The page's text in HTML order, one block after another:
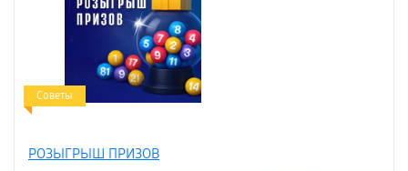
Советы
РОЗЫГРЫШ ПРИЗОВ